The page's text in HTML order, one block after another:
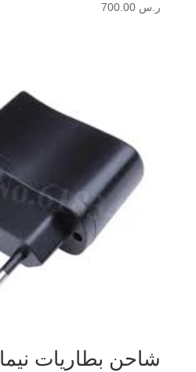
ر.س
شاحن بطاريات نيما 9.0